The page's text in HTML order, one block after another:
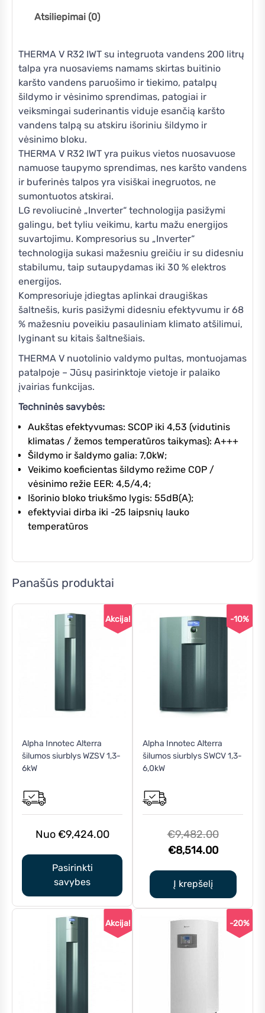
Atsiliepimai (0)
THERMA V R32 IWT su integruota vandens 200 litrų
talpa yra nuosaviems namams skirtas buitinio
karšto vandens paruošimo ir tiekimo, patalpų
šildymo ir vėsinimo sprendimas, patogiai ir
veiksmingai suderinantis viduje esančią karšto
vandens talpą su atskiru išoriniu šildymo ir
vėsinimo bloku.
THERMA V R32 IWT yra puikus vietos nuosavuose
namuose taupymo sprendimas, nes karšto vandens
ir buferinės talpos yra visiškai inegruotos, ne
sumontuotos atskirai.
LG revoliucinė „Inverter“ technologija pasižymi
galingu, bet tyliu veikimu, kartu mažu energijos
suvartojimu. Kompresorius su „Inverter“
technologija sukasi mažesniu greičiu ir su didesniu
stabilumu, taip sutaupydamas iki 30 % elektros
energijos.
Kompresoriuje įdiegtas aplinkai draugiškas
šaltnešis, kuris pasižymi didesniu efektyvumu ir 68
% mažesniu poveikiu pasauliniam klimato atšilimui,
lyginant su kitais šaltnešiais.
THERMA V nuotolinio valdymo pultas, montuojamas
patalpoje – Jūsų pasirinktoje vietoje ir palaiko
įvairias funkcijas.
Techninės savybės:
Aukštas efektyvumas: SCOP iki 4,53 (vidutinis
klimatas / žemos temperatūros taikymas): A+++
Šildymo ir šaldymo galia: 7,0kW;
Veikimo koeficientas šildymo režime COP /
vėsinimo režie EER: 4,5/4,4;
Išorinio bloko triukšmo lygis: 55dB(A);
efektyviai dirba iki -25 laipsnių lauko
temperatūros
Panašūs produktai
Akcija!
Alpha Innotec Alterra
šilumos siurblys WZSV 1,3-
6kW
€9,424.00
Pasirinkti
savybes
product
has
options
may
on
the
page
-10%
Alpha Innotec Alterra
šilumos siurblys SWCV 1,3-
6,0kW
€9,482.00Original
price
€8,514.00Current
Į krepšelį
Akcija! -20%